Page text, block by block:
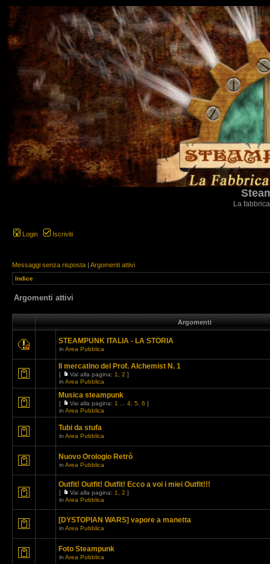
La
Login Iscriviti
Messaggi senza risposta | Argomenti attivi
Indice
Argomenti attivi
Argomenti
STEAMPUNK ITALIA - LA STORIA
in Area Pubblica
Il mercatino del Prof. Alchemist N. 1
[ Vai alla pagina: 1 2 ]
in Area Pubblica
Musica steampunk
[ Vai alla pagina: 1 4 5 6 ]
in Area Pubblica
Tubi da stufa
in Area Pubblica
Nuovo Orologio Retrò
in Area Pubblica
Outfit! Outfit! Outfit! Ecco a voi i miei Outfit!!!
[ Vai alla pagina: 1 2 ]
in Area Pubblica
[DYSTOPIAN WARS] vapore a manetta
in Area Pubblica
Foto Steampunk
in Area Pubblica